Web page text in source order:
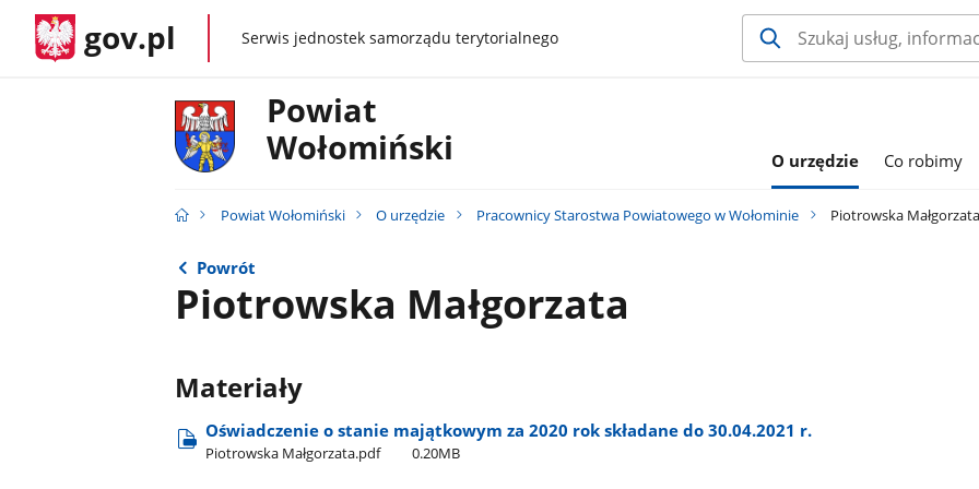
gov.pl gov.plSerwis jednostek samorządu terytorialnego
Powiat
Wołomiński
O urzędzie Co robimy
Powiat Wołomiński O urzędzie Pracownicy Starostwa Powiatowego w Wołominie Piotrowska Małgorzata
Powrót
Piotrowska Małgorzata
Materiały
Oświadczenie o stanie majątkowym za 2020 rok składane do 30.04.2021 r.
Piotrowska Małgorzata.pdf 0.20MB